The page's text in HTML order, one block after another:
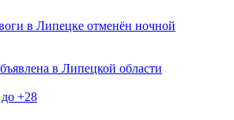
в Липецке отменён ночной
в Липецкой области
+28